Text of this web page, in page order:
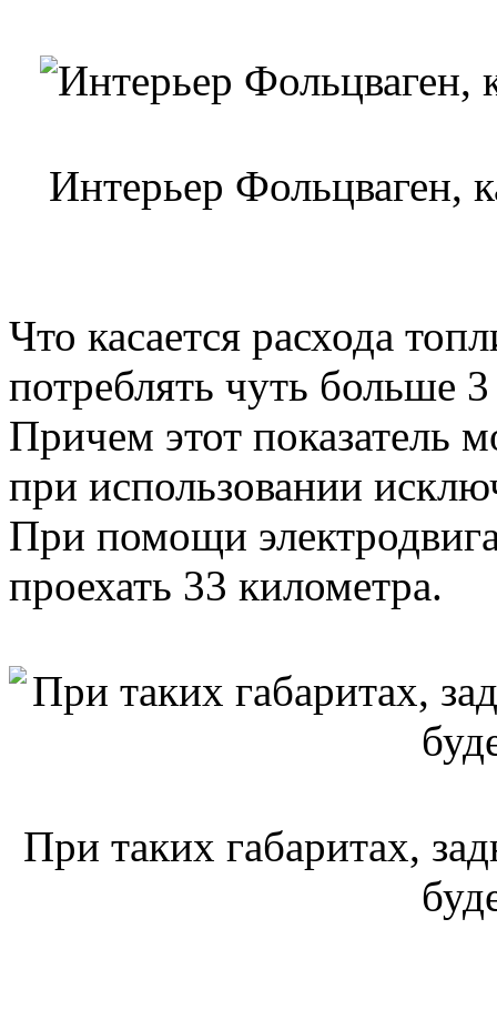
Интерьер Фольцваген,
Что касается расхода
потреблять чуть больше
Причем этот показатель
при использовании
При помощи
проехать 33 километра.
При таких габаритах,